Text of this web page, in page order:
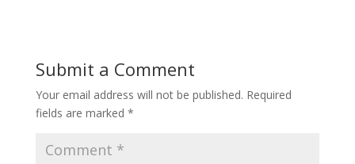
Submit a Comment
Your email address will not be published. Required
fields are marked *